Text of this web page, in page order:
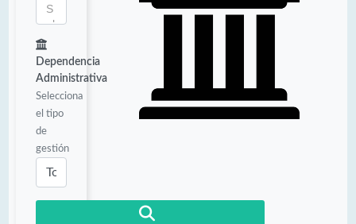
Dependencia
Administrativa
Selecciona
el tipo
de
gestión